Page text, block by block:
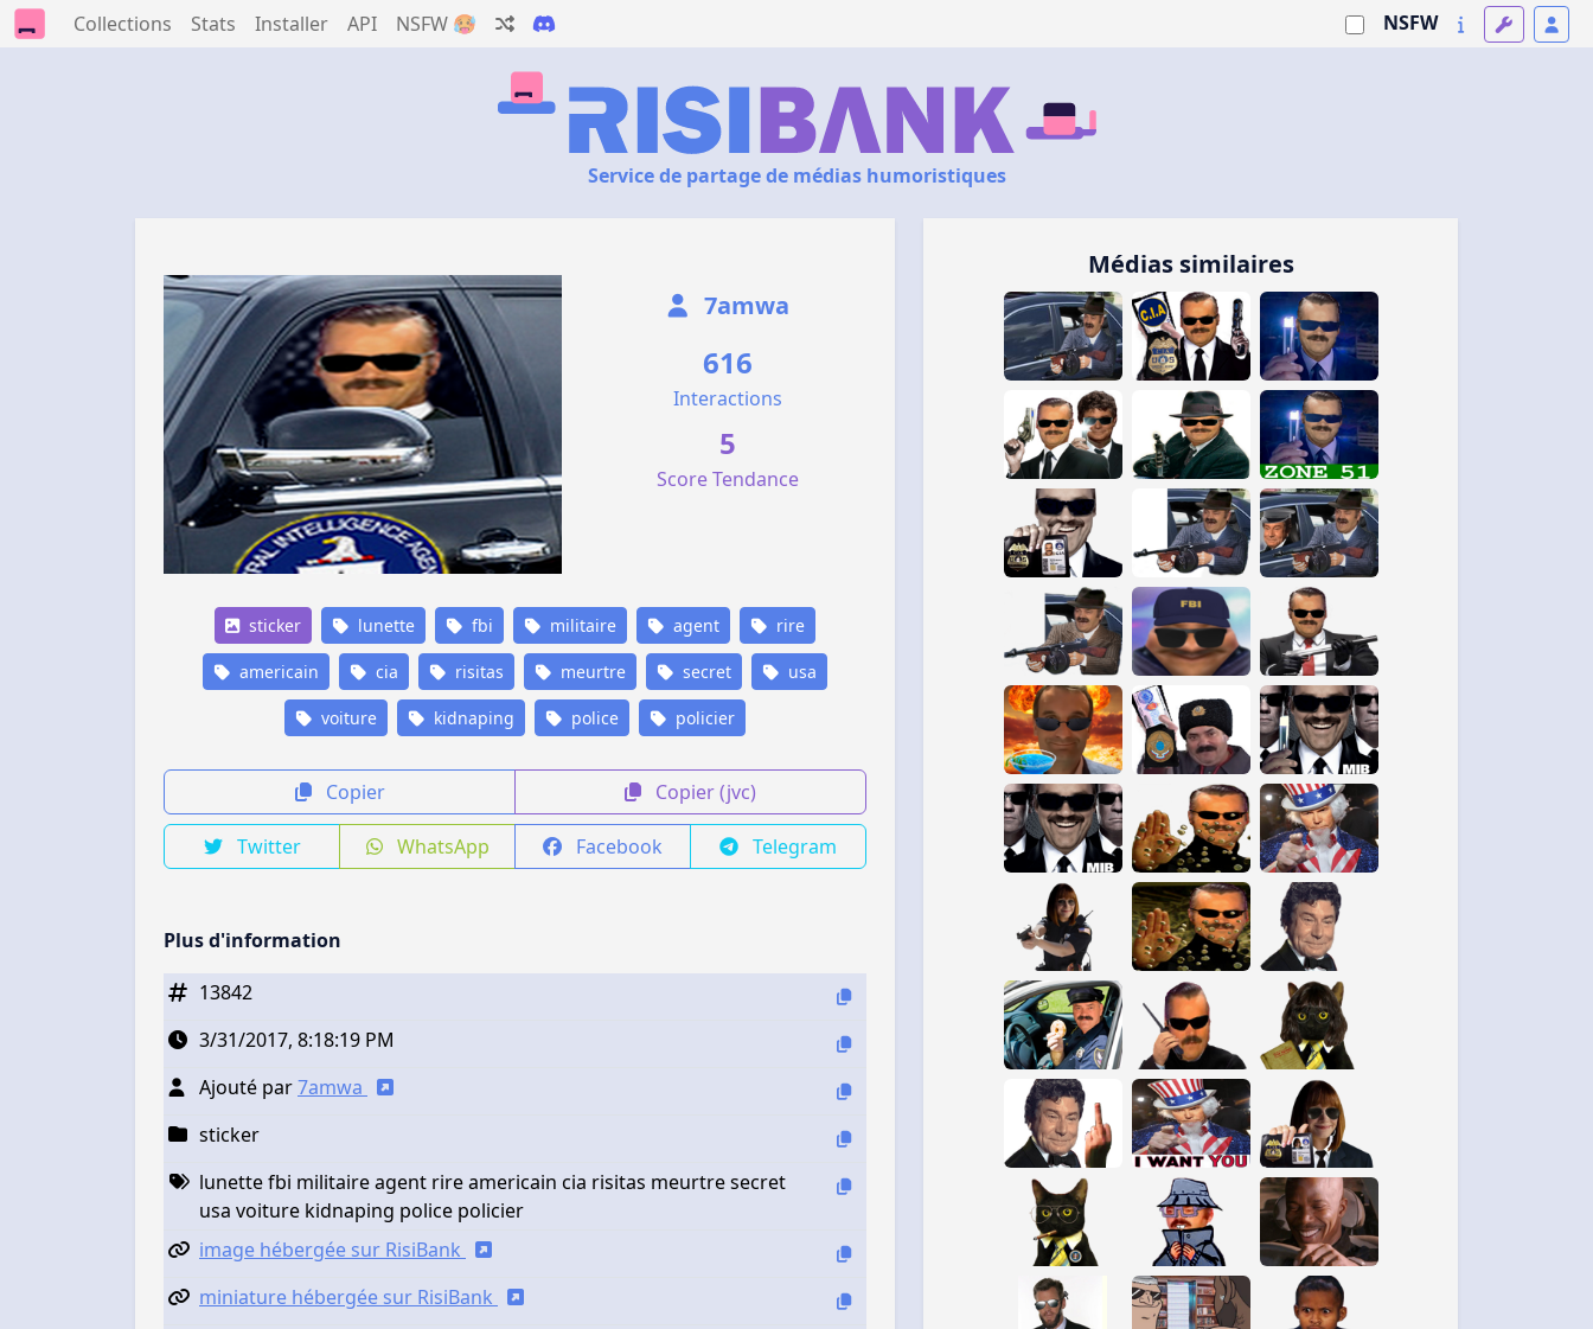
Collections Stats Installer API NSFW 🥵 NSFW
Service de partage de médias humoristiques
7amwa
616
Interactions
5
Score Tendance
sticker lunette fbi militaire agent rire
americain cia risitas meurtre secret usa
voiture kidnaping police policier
Copier Copier (jvc)
Twitter WhatsApp Facebook Telegram
Plus d'information
13842
3/31/2017, 8:18:19 PM
Ajouté par7amwa
sticker
lunette fbi militaire agent rire americain cia risitas meurtre secret
usa voiture kidnaping police policier
image hébergée sur RisiBank
miniature hébergée sur RisiBank
Médias similaires